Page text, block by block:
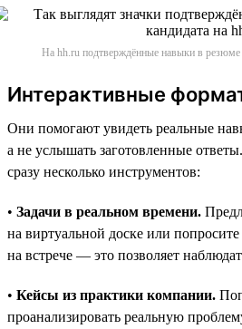
На hh.ru подтверждённые навыки в
Интерактивные
Они помогают увидеть реальные
а не услышать заготовленные
сразу несколько инструментов:
• Задачи в реальном времени.
на виртуальной доске или
на встрече — это позволяет
• Кейсы из практики компании.
проанализировать реальную